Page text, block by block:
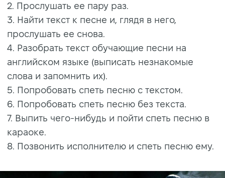
2. Прослушать ее пару раз.
3. Найти текст к песне и, глядя в него,
прослушать ее снова.
4. Разобрать текст обучающие песни на
английском языке (выписать незнакомые
слова и запомнить их).
5. Попробовать спеть песню с текстом.
6. Попробовать спеть песню без текста.
7. Выпить чего-нибудь и пойти спеть песню в
караоке.
8. Позвонить исполнителю и спеть песню ему.